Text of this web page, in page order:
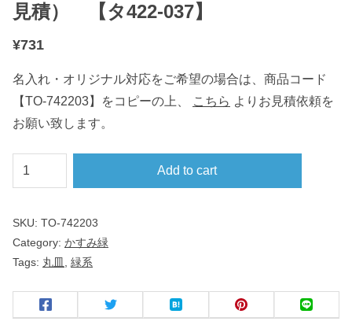
見積） 【タ422-037】
¥731
名入れ・オリジナル対応をご希望の場合は、商品コード
【TO-742203】をコピーの上、
こちら よりお見積依頼を
お願い致します。
か
す
緑
４
.
Add to cart
SKU: TO-742203
Category: かすみ緑
Tags: 丸皿 緑系